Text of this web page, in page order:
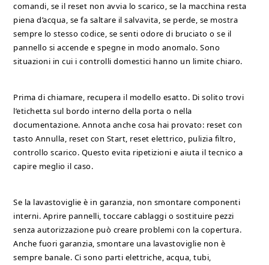
comandi, se il reset non avvia lo scarico, se la macchina resta
piena d’acqua, se fa saltare il salvavita, se perde, se mostra
sempre lo stesso codice, se senti odore di bruciato o se il
pannello si accende e spegne in modo anomalo. Sono
situazioni in cui i controlli domestici hanno un limite chiaro.
Prima di chiamare, recupera il modello esatto. Di solito trovi
l’etichetta sul bordo interno della porta o nella
documentazione. Annota anche cosa hai provato: reset con
tasto Annulla, reset con Start, reset elettrico, pulizia filtro,
controllo scarico. Questo evita ripetizioni e aiuta il tecnico a
capire meglio il caso.
Se la lavastoviglie è in garanzia, non smontare componenti
interni. Aprire pannelli, toccare cablaggi o sostituire pezzi
senza autorizzazione può creare problemi con la copertura.
Anche fuori garanzia, smontare una lavastoviglie non è
sempre banale. Ci sono parti elettriche, acqua, tubi,